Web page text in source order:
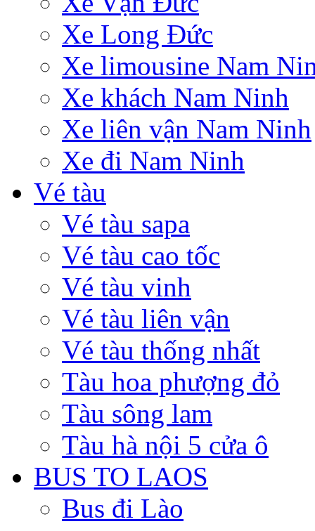
Xe Long Đức
Xe limousine Nam
Xe khách Nam Ninh
Xe liên vận Nam Ninh
Xe đi Nam Ninh
Vé tàu
Vé tàu sapa
Vé tàu cao tốc
Vé tàu vinh
Vé tàu liên vận
Vé tàu thống nhất
Tàu hoa phượng đỏ
Tàu sông lam
Tàu hà nội 5 cửa ô
BUS TO LAOS
Bus đi Lào